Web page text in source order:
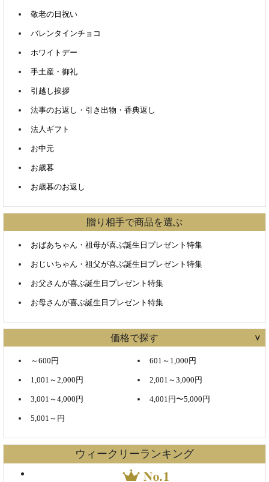
敬老の日祝い
バレンタインチョコ
ホワイトデー
手土産・御礼
引越し挨拶
法事のお返し・引き出物・香典返し
法人ギフト
お中元
お歳暮
お歳暮のお返し
贈り相手で商品を選ぶ
おばあちゃん・祖母が喜ぶ誕生日プレゼント特集
おじいちゃん・祖父が喜ぶ誕生日プレゼント特集
お父さんが喜ぶ誕生日プレゼント特集
お母さんが喜ぶ誕生日プレゼント特集
価格で探す
～600円 601～1,000円
1,001～2,000円 2,001～3,000円
3,001～4,000円 4,001円〜5,000円
5,001～円
ウィークリーランキング